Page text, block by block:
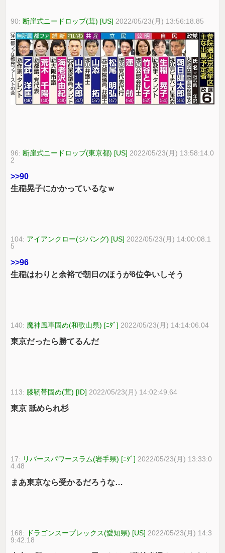
90:断崖式ニードロップ(茸) [US] 2022/05/23(月) 13:56:18.85
96: 断崖式ニードロップ(東京都) [US] 2022/05/23(月) 13:58:14.0
2
>>90
生稲晃子にかかっているなｗ
104: アイアンクロー(ジパング) [US] 2022/05/23(月) 14:00:08.1
5
>>96
生稲はわりと余裕で朝日のほうが6位争いしそう
140: 魔神風車固め(和歌山県) [ﾆﾀﾞ] 2022/05/23(月) 14:14:06.04
東京だったら勝てるんだ
113: 膝靭帯固め(茸) [ID] 2022/05/23(月) 14:02:49.64
東京 舐められ杉
17: リバースパワースラム(岩手県) [ﾆﾀﾞ] 2022/05/23(月) 13:33:0
4.48
まあ東京なら受かるだろうな…
168: ドラゴンスープレックス(愛知県) [US] 2022/05/23(月) 14:3
9:42.18